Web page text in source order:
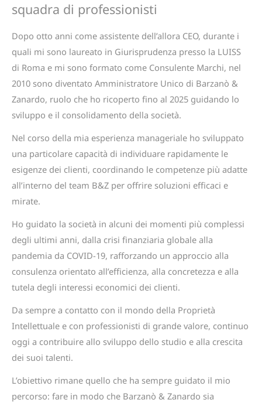
squadra di professionisti
Dopo otto anni come assistente dell’allora CEO, durante i
quali mi sono laureato in Giurisprudenza presso la LUISS
di Roma e mi sono formato come Consulente Marchi, nel
2010 sono diventato Amministratore Unico di Barzanò &
Zanardo, ruolo che ho ricoperto fino al 2025 guidando lo
sviluppo e il consolidamento della società.
Nel corso della mia esperienza manageriale ho sviluppato
una particolare capacità di individuare rapidamente le
esigenze dei clienti, coordinando le competenze più adatte
all’interno del team B&Z per offrire soluzioni efficaci e
mirate.
Ho guidato la società in alcuni dei momenti più complessi
degli ultimi anni, dalla crisi finanziaria globale alla
pandemia da COVID-19, rafforzando un approccio alla
consulenza orientato all’efficienza, alla concretezza e alla
tutela degli interessi economici dei clienti.
Da sempre a contatto con il mondo della Proprietà
Intellettuale e con professionisti di grande valore, continuo
oggi a contribuire allo sviluppo dello studio e alla crescita
dei suoi talenti.
L’obiettivo rimane quello che ha sempre guidato il mio
percorso: fare in modo che Barzanò & Zanardo sia